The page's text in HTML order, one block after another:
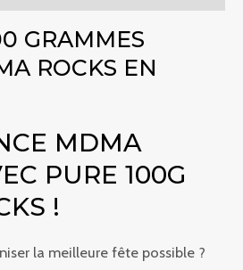
GRAMMES
ROCKS EN
MDMA
PURE 100G
!
la meilleure fête possible ?